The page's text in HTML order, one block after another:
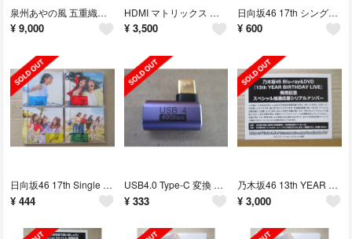
泉州あやの風 五重織ガーゼケット SAW-10001 2枚セット【新品・未使用】
¥ 9,000
HDMI マトリックス セレクター (切換器) 4入力2出力 【中古品】
¥ 3,500
日向坂46 17th シングル Kind of love ABCD+通常盤 5枚
¥ 600
日向坂46 17th Single Kind of love ABCD 4枚
¥ 444
USB4.0 Type-C 変換 アダプター L型
¥ 333
乃木坂46 13th YEAR BIRTHDAY LIVE スペシャル抽選応募券
¥ 3,000